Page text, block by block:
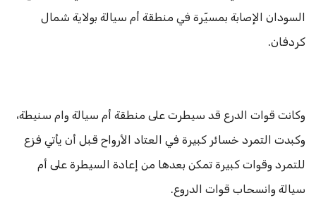
السودان الإصابة بمسيّرة في منطقة أم سيالة بولاية شمال
كردفان.
وكانت قوات الدرع قد سيطرت على منطقة أم سيالة وام سنيطة،
وكبدت التمرد خسائر كبيرة في العتاد الأرواح قبل أن يأتي فزع
للتمرد وقوات كبيرة تمكن بعدها من إعادة السيطرة على أم
سيالة وانسحاب قوات الدروع.